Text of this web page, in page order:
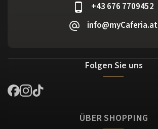
+43 676 7709452
info@myCaferia.at
Folgen Sie uns
ÜBER SHOPPING